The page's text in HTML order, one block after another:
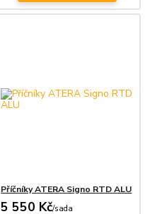
Příčníky ATERA Signo RTD ALU
5 550 Kč/sada